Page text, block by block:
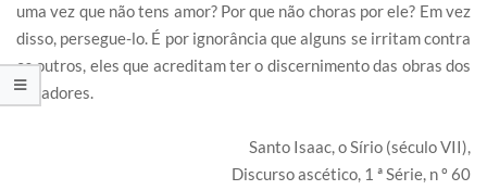
uma vez que não tens amor? Por que não choras por ele? Em vez
disso, persegue-lo. É por ignorância que alguns se irritam contra
os outros, eles que acreditam ter o discernimento das obras dos
pecadores.
Santo Isaac, o Sírio (século VII),
Discurso ascético, 1 ª Série, n º 60